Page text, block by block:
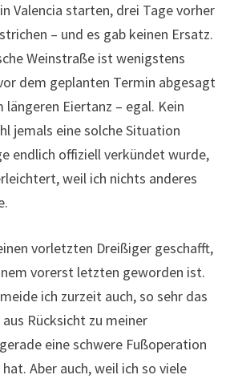
Valencia starten, drei Tage vorher
– und es gab keinen Ersatz.
Weinstraße ist wenigstens
dem geplanten Termin abgesagt
längeren Eiertanz – egal. Kein
jemals eine solche Situation
endlich offiziell verkündet wurde,
weil ich nichts anderes
vorletzten Dreißiger geschafft,
vorerst letzten geworden ist.
ich zurzeit auch, so sehr das
Rücksicht zu meiner
eine schwere Fußoperation
Aber auch, weil ich so viele